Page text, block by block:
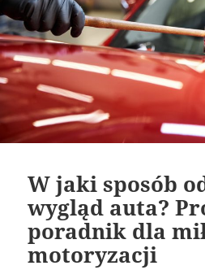
W jaki sposób
wygląd auta?
poradnik dla
motoryzacji